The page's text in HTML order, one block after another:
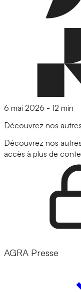
6 mai 2026 - 12 min
Découvrez nos
Découvrez nos
accès à plus de
AGRA Presse